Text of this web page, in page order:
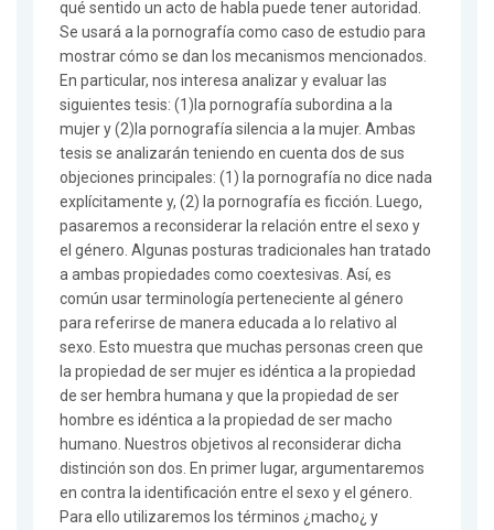
qué sentido un acto de habla puede tener autoridad.
Se usará a la pornografía como caso de estudio para
mostrar cómo se dan los mecanismos mencionados.
En particular, nos interesa analizar y evaluar las
siguientes tesis: (1)la pornografía subordina a la
mujer y (2)la pornografía silencia a la mujer. Ambas
tesis se analizarán teniendo en cuenta dos de sus
objeciones principales: (1) la pornografía no dice nada
explícitamente y, (2) la pornografía es ficción. Luego,
pasaremos a reconsiderar la relación entre el sexo y
el género. Algunas posturas tradicionales han tratado
a ambas propiedades como coextesivas. Así, es
común usar terminología perteneciente al género
para referirse de manera educada a lo relativo al
sexo. Esto muestra que muchas personas creen que
la propiedad de ser mujer es idéntica a la propiedad
de ser hembra humana y que la propiedad de ser
hombre es idéntica a la propiedad de ser macho
humano. Nuestros objetivos al reconsiderar dicha
distinción son dos. En primer lugar, argumentaremos
en contra la identificación entre el sexo y el género.
Para ello utilizaremos los términos ¿macho¿ y